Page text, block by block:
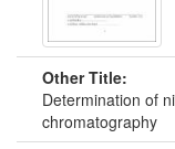
Other Title:
Determination of
chromatography